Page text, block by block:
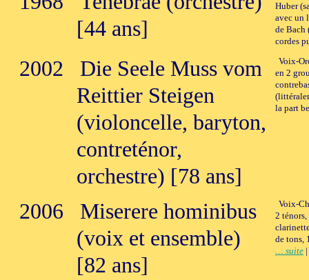
[44 ans]
Huber
avec un
de Bach
cordes
2002
Die Seele Muss vom
Reittier Steigen
(violoncelle, baryton,
contreténor,
orchestre) [78 ans]
Voix-
en 2
la part
2006
Miserere hominibus
(voix et ensemble)
[82 ans]
Voix-
2
de tons,
… suite |